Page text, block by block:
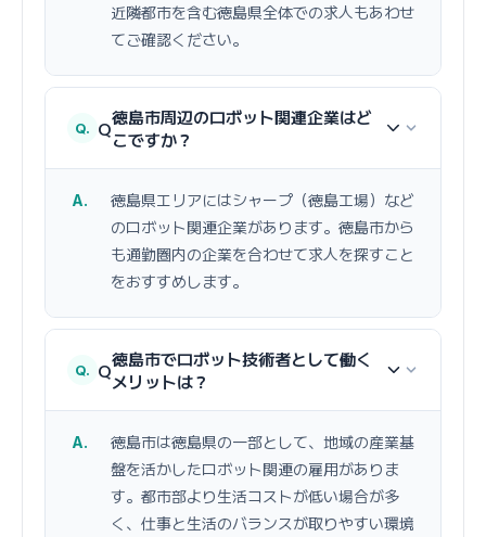
近隣都市を含む徳島県全体での求人もあわせ
てご確認ください。
Q徳島市周辺のロボット関連企業はど
こですか？
徳島県エリアにはシャープ（徳島工場）など
のロボット関連企業があります。徳島市から
も通勤圏内の企業を合わせて求人を探すこと
をおすすめします。
Q徳島市でロボット技術者として働く
メリットは？
徳島市は徳島県の一部として、地域の産業基
盤を活かしたロボット関連の雇用がありま
す。都市部より生活コストが低い場合が多
く、仕事と生活のバランスが取りやすい環境